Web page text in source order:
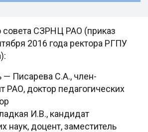
совета СЗРНЦ РАО (приказ
2016 года ректора РГПУ
— Писарева С.А., член-
РАО, доктор педагогических
И.В., кандидат
наук, доцент, заместитель